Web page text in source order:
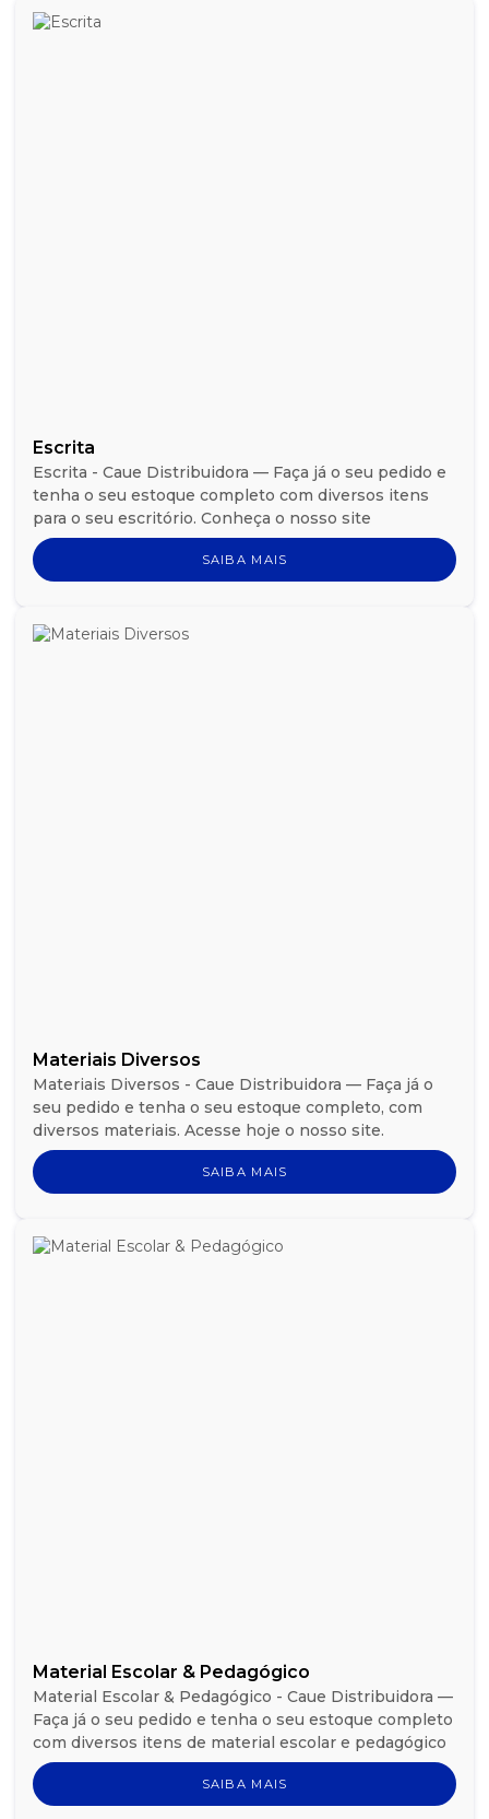
Escrita
Escrita - Caue Distribuidora — Faça já o seu pedido e
tenha o seu estoque completo com diversos itens
para o seu escritório. Conheça o nosso site
SAIBA MAIS
Materiais Diversos
Materiais Diversos - Caue Distribuidora — Faça já o
seu pedido e tenha o seu estoque completo, com
diversos materiais. Acesse hoje o nosso site.
SAIBA MAIS
Material Escolar & Pedagógico
Material Escolar & Pedagógico - Caue Distribuidora —
Faça já o seu pedido e tenha o seu estoque completo
com diversos itens de material escolar e pedagógico
SAIBA MAIS